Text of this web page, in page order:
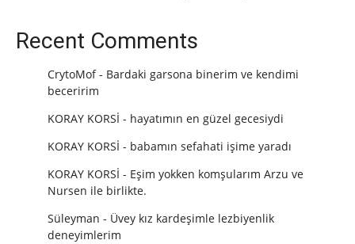
Recent Comments
CrytoMof- Bardaki garsona binerim ve kendimi
beceririm
KORAY KORSİ - hayatımın en güzel gecesiydi
KORAY KORSİ - babamın sefahati işime yaradı
KORAY KORSİ - Eşim yokken komşularım Arzu ve
Nursen ile birlikte.
Süleyman - Üvey kız kardeşimle lezbiyenlik
deneyimlerim